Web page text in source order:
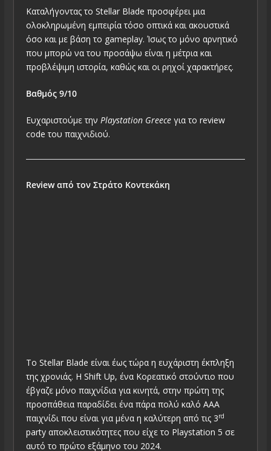
Καταλήγοντας το Stellar Blade προσφέρει μια
ολοκληρωμένη εμπειρία τόσο οπτικά και ακουστικά
όσο και με βάση το gameplay. Ίσως το μόνο αρνητικό
που μπορώ να του προσάψω είναι η μέτρια και
προβλέψιμη ιστορία, καθώς και οι ρηχοί χαρακτήρες.
Βαθμός 9/10
Ευχαριστούμε την Playstation Greeceγια το review
code του παιχνιδιού.
Review από τον Στράτο Κοντεκάκη
To Stellar Blade είναι έως τώρα η ευχάριστη έκπληξη
της χρονιάς. Η Shift Up, ένα Κορεατικό στούντιο που
έβγαζε μόνο παιχνίδια για κινητά, στην πρώτη της
προσπάθεια παραδίδει ένα πάρα πολύ καλό ΑΑΑ
παιχνίδι που είναι για μένα η καλύτερη από τις 3rd
party αποκλειστικότητες που είχε το Playstation 5 σε
αυτό το πρώτο εξάμηνο του 2024.